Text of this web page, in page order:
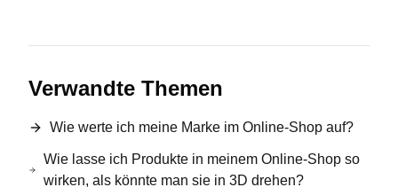
Verwandte Themen
Wie werte ich meine Marke im Online-Shop auf?
Wie lasse ich Produkte in meinem Online-Shop so
wirken, als könnte man sie in 3D drehen?